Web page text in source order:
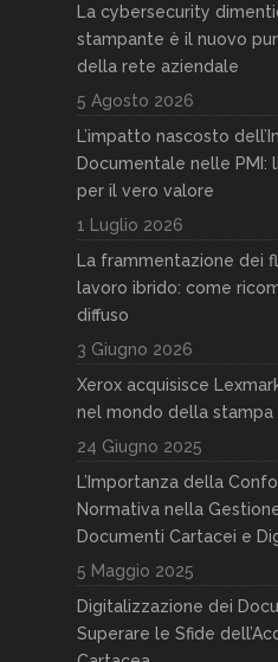
La cybersecurity
stampante è il nuovo
della rete aziendale
5 Agosto 2026
L’impatto nascosto
Documentale nelle PMI:
per il vero valore
1 Luglio 2026
La frammentazione dei
lavoro ibrido: come
diffuso
3 Giugno 2026
Xerox acquisisce
nel mondo della stampa
24 Giugno 2025
L’Importanza della
Normativa nella
Documenti Cartacei e
5 Maggio 2025
Digitalizzazione dei
Superare le Sfide